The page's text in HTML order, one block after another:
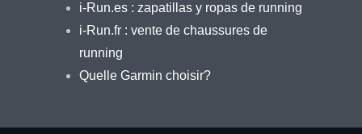
i-Run.es : zapatillas y ropas de running
i-Run.fr : vente de chaussures de
running
Quelle Garmin choisir?